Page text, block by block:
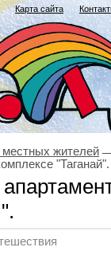
Карта сайта
местных жителей
"Таганай".